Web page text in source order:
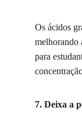
Os ácidos
melhorando
para
7. Deixa a